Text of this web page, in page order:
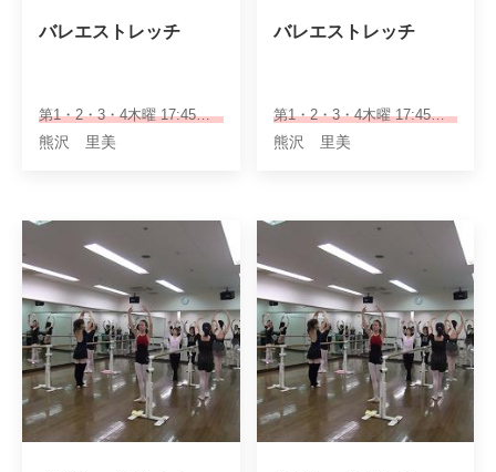
バレエストレッチ
第1・2・3・4木曜 17:45～18:45
熊沢 里美
バレエストレッチ
第1・2・3・4木曜 17:45～18:45
熊沢 里美